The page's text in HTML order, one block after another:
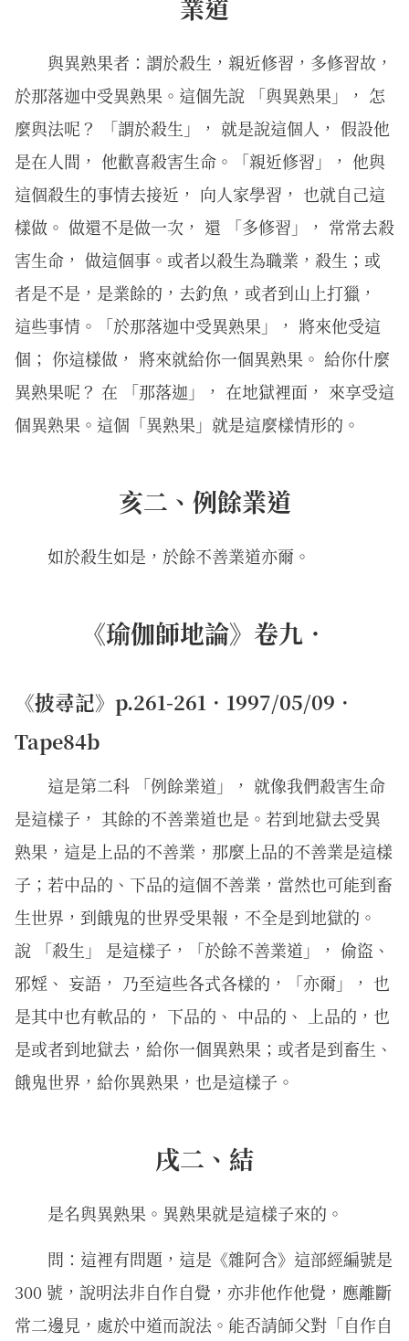
業道
與異熟果者：謂於殺生，親近修習，多修習故，
於那落迦中受異熟果。這個先說 「與異熟果」， 怎
麼與法呢？ 「謂於殺生」， 就是說這個人， 假設他
是在人間， 他歡喜殺害生命。「親近修習」， 他與
這個殺生的事情去接近， 向人家學習， 也就自己這
樣做。 做還不是做一次， 還 「多修習」， 常常去殺
害生命， 做這個事。或者以殺生為職業，殺生；或
者是不是，是業餘的，去釣魚，或者到山上打獵，
這些事情。「於那落迦中受異熟果」， 將來他受這
個； 你這樣做， 將來就給你一個異熟果。 給你什麼
異熟果呢？ 在 「那落迦」， 在地獄裡面， 來享受這
個異熟果。這個「異熟果」就是這麼樣情形的。
亥二、例餘業道
如於殺生如是，於餘不善業道亦爾。
《瑜伽師地論》卷九．
《披尋記》p.261-261．1997/05/09．
Tape84b
這是第二科 「例餘業道」， 就像我們殺害生命
是這樣子， 其餘的不善業道也是。若到地獄去受異
熟果，這是上品的不善業，那麼上品的不善業是這樣
子；若中品的、下品的這個不善業，當然也可能到畜
生世界，到餓鬼的世界受果報，不全是到地獄的。
說 「殺生」 是這樣子，「於餘不善業道」， 偷盜、
邪婬、 妄語， 乃至這些各式各樣的，「亦爾」， 也
是其中也有軟品的， 下品的、 中品的、 上品的，也
是或者到地獄去，給你一個異熟果；或者是到畜生、
餓鬼世界，給你異熟果，也是這樣子。
戌二、結
是名與異熟果。異熟果就是這樣子來的。
問：這裡有問題，這是《雜阿含》這部經編號是
300 號，說明法非自作自覺，亦非他作他覺，應離斷
常二邊見，處於中道而說法。能否請師父對「自作自